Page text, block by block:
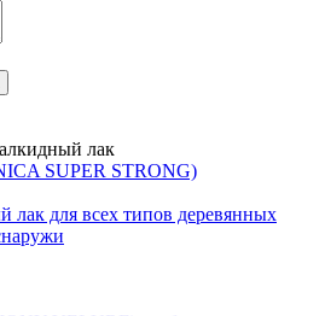
лак
SUPER STRONG)
лак для всех типов деревянных